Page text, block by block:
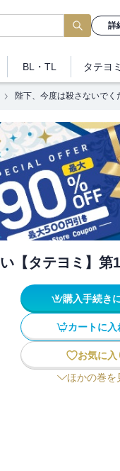
詳
BL・TL タテヨミ
陛下、今度は殺さないで
【タテヨミ】第
購入手続き
カートに入
お気に入
ほかの巻を